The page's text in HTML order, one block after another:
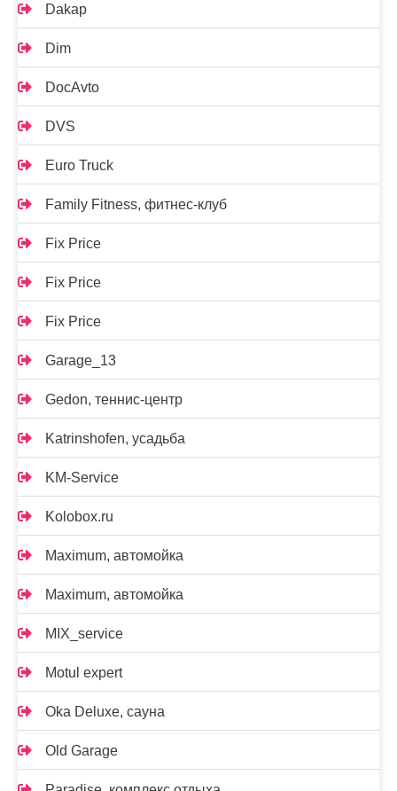
Dakap
Dim
DocAvto
DVS
Euro Truck
Family Fitness, фитнес-клуб
Fix Price
Fix Price
Fix Price
Garage_13
Gedon, теннис-центр
Katrinshofen, усадьба
KM-Service
Kolobox.ru
Maximum, автомойка
Maximum, автомойка
MIX_service
Motul expert
Oka Deluxe, сауна
Old Garage